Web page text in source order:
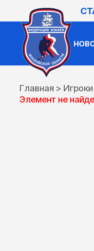
Главная > Игроки
Элемент не